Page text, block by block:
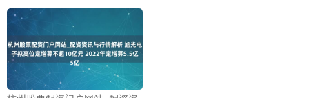
上证综指 3940.04